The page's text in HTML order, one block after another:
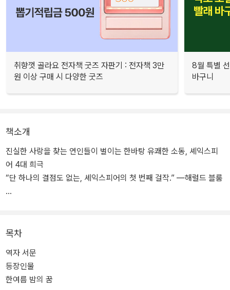
취향껏 골라요 전자책 굿즈 자판기 : 전자책 3만
원 이상 구매 시 다양한 굿즈
8월 특별
바구니
책소개
진실한 사랑을 찾는 연인들이 벌이는 한바탕 유쾌한 소동, 셰익스피
어 4대 희극
“단 하나의 결점도 없는, 셰익스피어의 첫 번째 걸작.” ―해럴드 블룸
공연되어 왔다. 셰익스피어는 뛰어난 코미디 창작 능력으로 어긋난
들이 어우러져 벌어지는 소동을 유쾌하게 그려 냈다. 대가의 넘치는
상상력은, 한바탕 곤혹을 치른 후 진정한 사랑에 눈뜨는 주인공들을
통해 독자들에게 낙관적이고 희망 가득한 세계를 열어 보인다. 또한
목차
역자 서문
등장인물
한여름 밤의 꿈